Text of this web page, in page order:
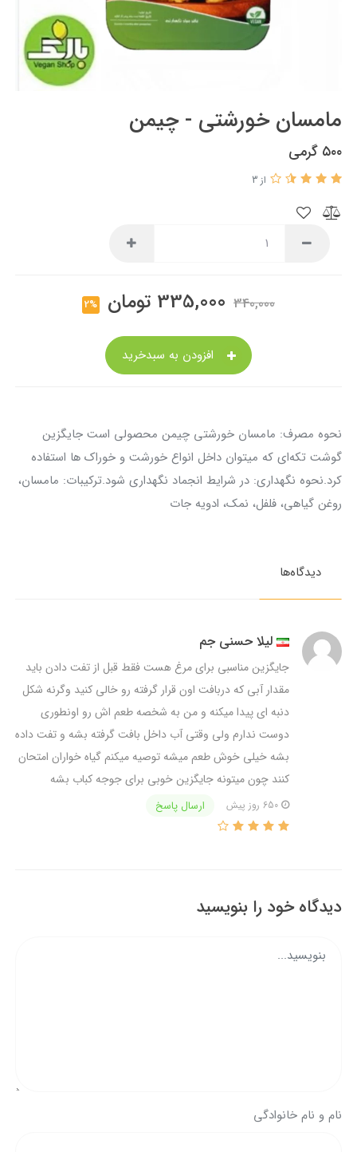
مامسان خورشتی - چیمن
۵۰۰ گرمی
از 3
340,000
335,000 تومان 2%
نحوه مصرف: مامسان خورشتی چیمن محصولی است جایگزین
گوشت تکه‌ای که میتوان داخل انواع خورشت و خوراک ‌ها استفاده
کرد.نحوه نگهداری: در شرایط انجماد نگهداری شود.ترکیبات: مامسان،
روغن گیاهی، فلفل، نمک، ادویه جات
دیدگاه‌ها
لیلا حسنی جم
جایگزین مناسبی برای مرغ هست فقط قبل از تفت دادن باید
مقدار آبی که دربافت اون قرار گرفته رو خالی کنید وگرنه شکل
دنبه ای پیدا میکنه و من به شخصه طعم اش رو اونطوری
دوست ندارم ولی وقتی آب داخل بافت گرفته بشه و تفت داده
بشه خیلی خوش طعم میشه توصیه میکنم گیاه خواران امتحان
کنند چون میتونه جایگزین خوبی برای جوجه کباب بشه
ارسال پاسخ
دیدگاه خود را بنویسید
نام و نام خانوادگی